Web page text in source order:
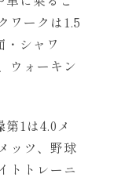
ワークは1.5
シャワ
ウォーキン
1は4.0メ
ッツ、野球
トトレーニ